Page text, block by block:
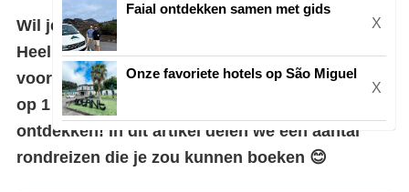
Faial ontdekken samen met gids
X
Onze favoriete hotels op São Miguel
X
Wil je een rondreis gaan maken op de Azoren?
Heel erg gaaf!De Azorenzijn ook heel geschikt
voor een rondreis. Het zou zonde zijn om maar
op 1 plek te verblijven. Er is zoveel moois te
ontdekken! In dit artikel delen we een aantal
rondreizen die je zou kunnen boeken 😊